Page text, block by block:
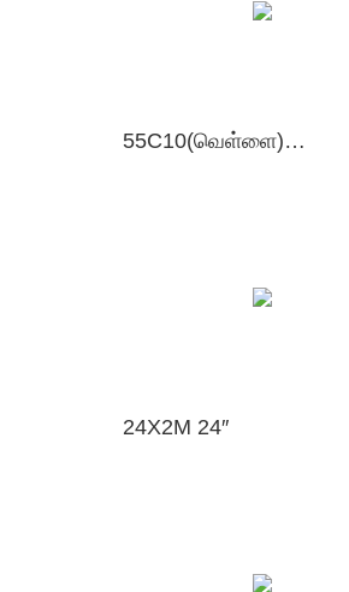
55C10(வெள்ளை) 54.64″
24X2M 24″